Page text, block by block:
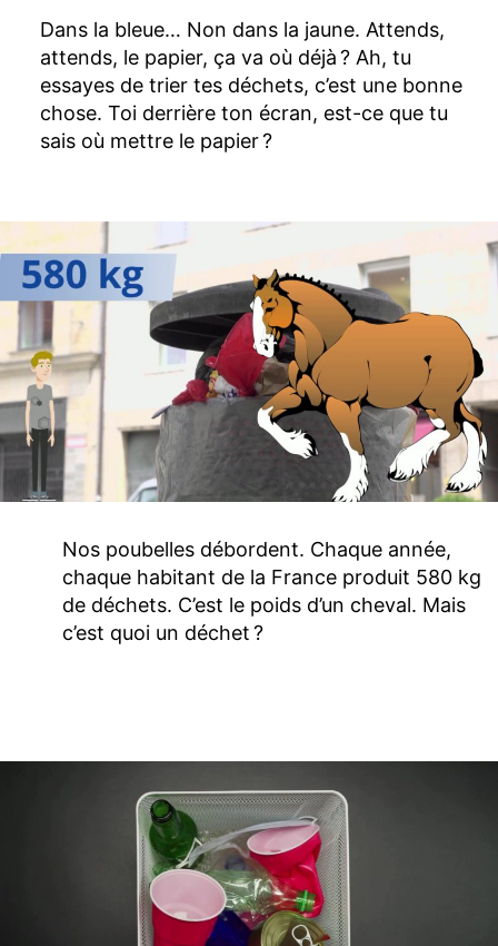
Dans la bleue… Non dans la jaune. Attends,
attends, le papier, ça va où déjà ? Ah, tu
essayes de trier tes déchets, c’est une bonne
chose. Toi derrière ton écran, est-ce que tu
sais où mettre le papier ?
Nos poubelles débordent. Chaque année,
chaque habitant de la France produit 580 kg
de déchets. C’est le poids d’un cheval. Mais
c’est quoi un déchet ?